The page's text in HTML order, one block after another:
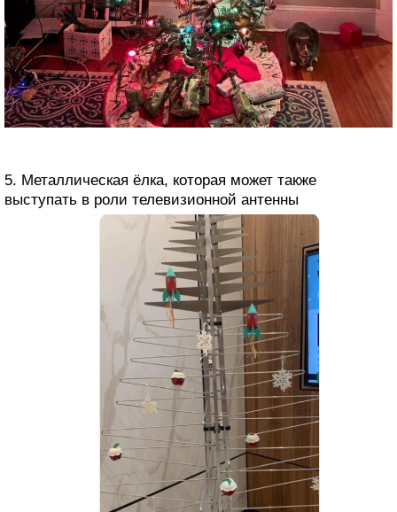
5. Металлическая ёлка, которая может также
выступать в роли телевизионной антенны